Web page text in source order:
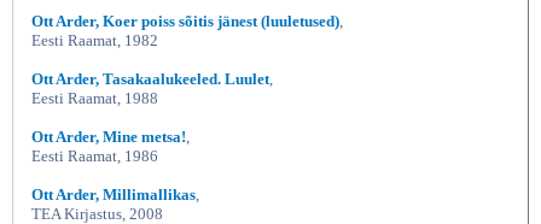
Ott Arder, Koer poiss sõitis jänest (luuletused),
Eesti Raamat, 1982
Ott Arder, Tasakaalukeeled. Luulet,
Eesti Raamat, 1988
Ott Arder, Mine metsa!,
Eesti Raamat, 1986
Ott Arder, Millimallikas,
TEA Kirjastus, 2008